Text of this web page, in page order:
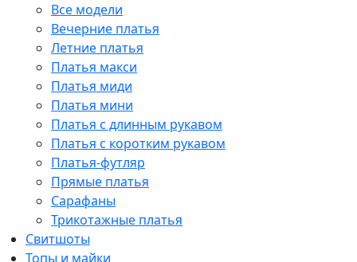
Все модели
Вечерние платья
Летние платья
Платья макси
Платья миди
Платья мини
Платья с длинным рукавом
Платья с коротким рукавом
Платья-футляр
Прямые платья
Сарафаны
Трикотажные платья
Свитшоты
Топы и майки